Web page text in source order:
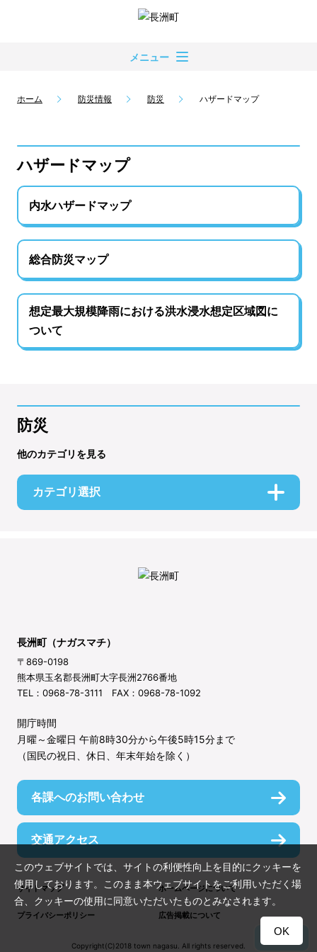
メニュー
ホーム 防災情報 防災 ハザードマップ
ハザードマップ
内水ハザードマップ
総合防災マップ
想定最大規模降雨における洪水浸水想定区域図に
ついて
防災
他のカテゴリを見る
カテゴリ選択
長洲町（ナガスマチ）
〒869-0198
熊本県玉名郡長洲町大字長洲2766番地
TEL：0968-78-3111 FAX：0968-78-1092
開庁時間
月曜～金曜日 午前8時30分から午後5時15分まで
（国民の祝日、休日、年末年始を除く）
各課へのお問い合わせ
交通アクセス
サイトマップ ホームページについて
プライバシーポリシー 広告掲載について
Copyright(C)2018 town nagasu. All rights reserved.
TOP
このウェブサイトでは、サイトの利便性向上を目的にクッキーを
使用しております。このまま本ウェブサイトをご利用いただく場
合、クッキーの使用に同意いただいたものとみなされます。
OK